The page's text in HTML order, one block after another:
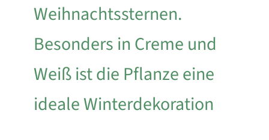
Weihnachtssternen.
Besonders in Creme und
Weiß ist die Pflanze eine
ideale Winterdekoration